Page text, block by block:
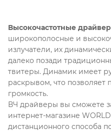
Высокочастотные
широкополосные и
излучатели, их
далеко позади
твитеры. Динамик имеет
раскрывом, что
громкость.
ВЧ драйверы вы сможете
интернет-магазине
дистанционного способа